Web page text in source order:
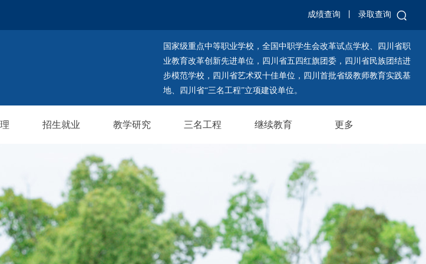
成绩查询 录取查询
国家级重点中等职业学校，全国中职学生会改革试点学校、四川省职
业教育改革创新先进单位，四川省五四红旗团委，四川省民族团结进
步模范学校，四川省艺术双十佳单位，四川首批省级教师教育实践基
地、四川省“三名工程”立项建设单位。
招生就业 教学研究 三名工程 继续教育 更多